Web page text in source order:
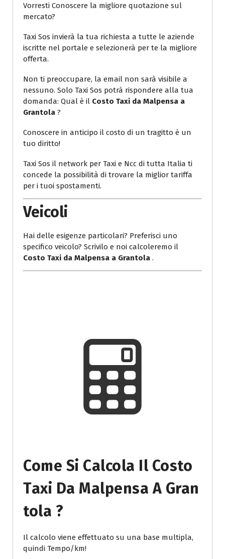
Vorresti Conoscere la migliore quotazione sul
mercato?
Taxi Sos invierà la tua richiesta a tutte le aziende
iscritte nel portale e selezionerà per te la migliore
offerta.
Non ti preoccupare, la email non sarà visibile a
nessuno. Solo Taxi Sos potrà rispondere alla tua
domanda: Qual è il Costo Taxi da Malpensa a
Grantola ?
Conoscere in anticipo il costo di un tragitto è un
tuo diritto!
Taxi Sos il network per Taxi e Ncc di tutta Italia ti
concede la possibilità di trovare la miglior tariffa
per i tuoi spostamenti.
Veicoli
Hai delle esigenze particolari? Preferisci uno
specifico veicolo? Scrivilo e noi calcoleremo il
Costo Taxi da Malpensa a Grantola .
Come Si Calcola Il Costo
Taxi Da Malpensa A Gran
Tola ?
Il calcolo viene effettuato su una base multipla,
quindi Tempo/km!